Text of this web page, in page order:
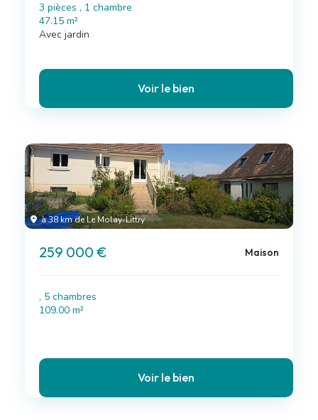
3 pièces , 1 chambre
47.15 m²
Avec jardin
Voir le bien
à 38 km de Le Molay-Littry
259 000 € Maison
, 5 chambres
109.00 m²
Voir le bien